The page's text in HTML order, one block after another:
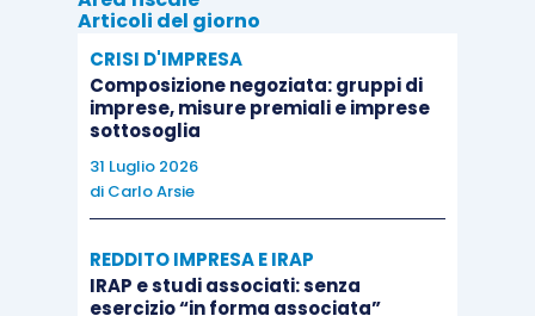
forma cartacea. L’eccedenza rispetto al
valore facciale del buono è assoggettata
ad imposizione;
a 8 euro,se il buono pasto è emesso in
formato elettronico
in questo caso, rispetto al valore facciale
In relazione alleprestazioni sostitutive di
Articoli del giorno
CRISI D'IMPRESA
Composizione negoziata: gruppi di
imprese, misure premiali e imprese
sottosoglia
31 Luglio 2026
di Carlo Arsie
REDDITO IMPRESA E IRAP
IRAP e studi associati: senza
esercizio “in forma associata”